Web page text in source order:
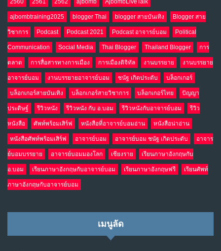
10 อินโดนีเซีย กับเกมอำนาจที่มองไม่เห็น
เม.ย. 19, 2026
NO COMMENTS
ajbombtraining2025 blogger Thai blogger สายบันเทิง Blogger สาย
วิชาการ Podcast Podcast 2021 Podcast อาจารย์บอม Political
Communication Social Media Thai Blogger Thailand Blogger การ
ตลาด การสื่อสารทางการเมือง การเมืองดิจิทัล งานบรรยาย งานบรรยาย
อาจารย์บอม งานบรรยายอาจารย์บอม ชนัฐ เกิดประดับ บล็อกเกอร์
บล็อกเกอร์สายบันเทิง บล็อกเกอร์สายวิชาการ บล็อกเกอร์ไทย ปัญญา
ประดิษฐ์ รีวิวหนัง รีวิวหนัง กับ อ.บอม รีวิวหนังกับอาจารย์บอม รีวิว
หนังสือ ศัพท์พร้อมเสิร์ฟ หนังสือที่อาจารย์บอมอ่าน หนังสือน่าอ่าน
หนังสือศัพท์พร้อมเสิร์ฟ อาจารย์บอม อาจารย์บอม ชนัฐ เกิดประดับ อาจาร
ย์บอมบรรยาย อาจารย์บอมมองโลก เชียงราย เรียนภาษาอังกฤษกับ
อ.บอม เรียนภาษาอังกฤษกับอาจารย์บอม เรียนภาษาอังกฤษฟรี เรียนศัพท์
ภาษาอังกฤษกับอาจารย์บอม
เมนูลัด